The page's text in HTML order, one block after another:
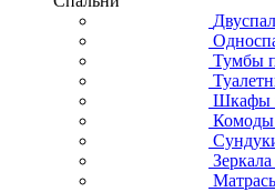
Тумбы
Шкафы
Комоды